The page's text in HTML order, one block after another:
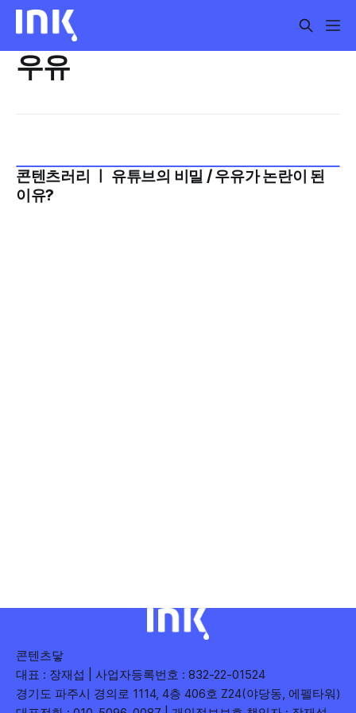
우유
2025년 9월 3주
콘텐츠러리 ㅣ 유튜브의 비밀 / 우유가 논란이 된
이유?
콘텐츠닿
대표 : 장재섭 | 사업자등록번호 : 832-22-01524
경기도 파주시 경의로 1114, 4층 406호 Z24(야당동, 에펠타워)